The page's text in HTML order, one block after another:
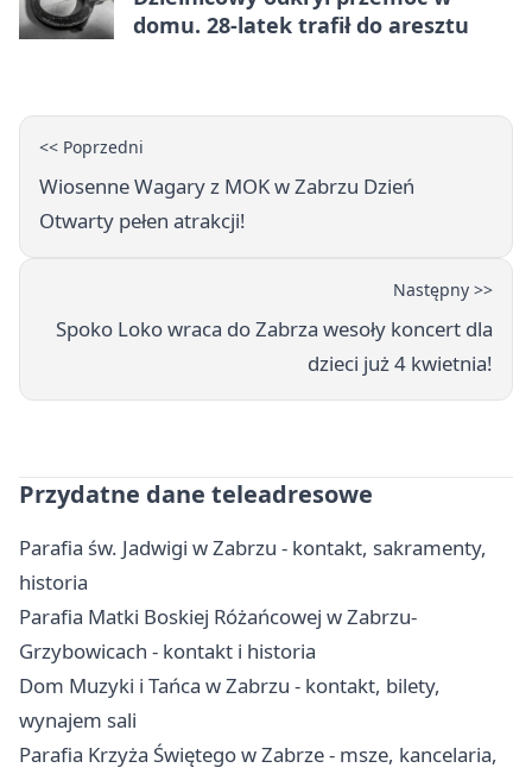
domu. 28-latek trafił do aresztu
<< Poprzedni
Wiosenne Wagary z MOK w Zabrzu Dzień
Otwarty pełen atrakcji!
Następny >>
Spoko Loko wraca do Zabrza wesoły koncert dla
dzieci już 4 kwietnia!
Przydatne dane teleadresowe
Parafia św. Jadwigi w Zabrzu - kontakt, sakramenty,
historia
Parafia Matki Boskiej Różańcowej w Zabrzu-
Grzybowicach - kontakt i historia
Dom Muzyki i Tańca w Zabrzu - kontakt, bilety,
wynajem sali
Parafia Krzyża Świętego w Zabrze - msze, kancelaria,